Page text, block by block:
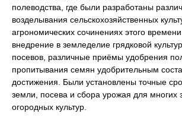
полеводства, где были разработаны
возделывания сельскохозяйственных
агрономических сочинениях этого
внедрение в земледелие грядковой
посевов, различные приёмы удобрения
пропитывания семян удобрительным
достижения. Были установлены точные
земли, посева и сбора урожая для многих
огородных культур.